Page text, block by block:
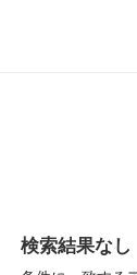
検索結果なし